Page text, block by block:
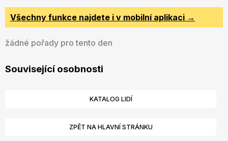
Všechny funkce najdete i v mobilní aplikaci →
žádné pořady pro tento den
Související osobnosti
KATALOG LIDÍ
ZPĚT NA HLAVNÍ STRÁNKU